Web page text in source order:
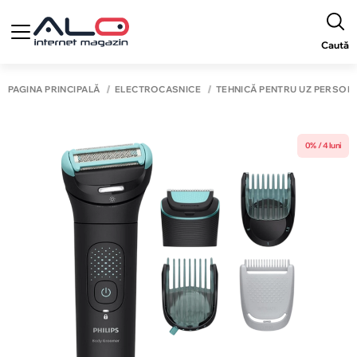
Caută
PAGINA PRINCIPALĂ ELECTROCASNICE TEHNICĂ PENTRU UZ
0% / 4 luni